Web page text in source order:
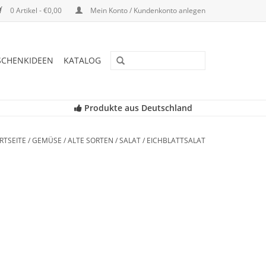
0 Artikel - €0,00 Mein Konto / Kundenkonto anlegen
KATALOG
Produkte aus Deutschland
/GEMÜSE /ALTE SORTEN /SALAT/ EICHBLATTSALAT